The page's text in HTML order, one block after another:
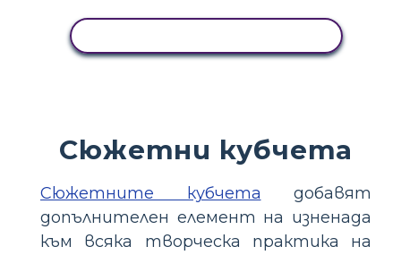
Сюжетни кубчета
Сюжетните кубчета добавят
допълнителен елемент на изненада
към всяка творческа практика на